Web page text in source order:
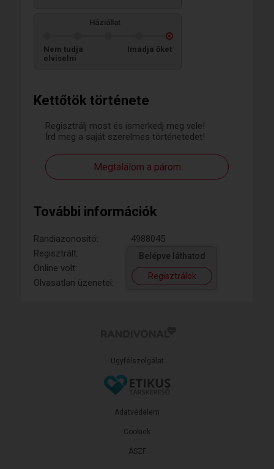
Kettőtök története
Regisztrálj most és ismerkedj meg vele!
Írd meg a saját szerelmes történetedet!
Megtalálom a párom
További információk
Randiazonosító:
4988045
Regisztrált:
Online volt:
Olvasatlan üzenetei:
Belépve láthatod
Regisztrálok
Háziállat
Nem tudja
elviselni
Imádja őket
Ügyfélszolgálat
ÁSZF
Adatvédelem
Cookiek